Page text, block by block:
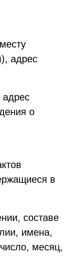
адрес
адрес
о
в
составе
имена,
месяц,